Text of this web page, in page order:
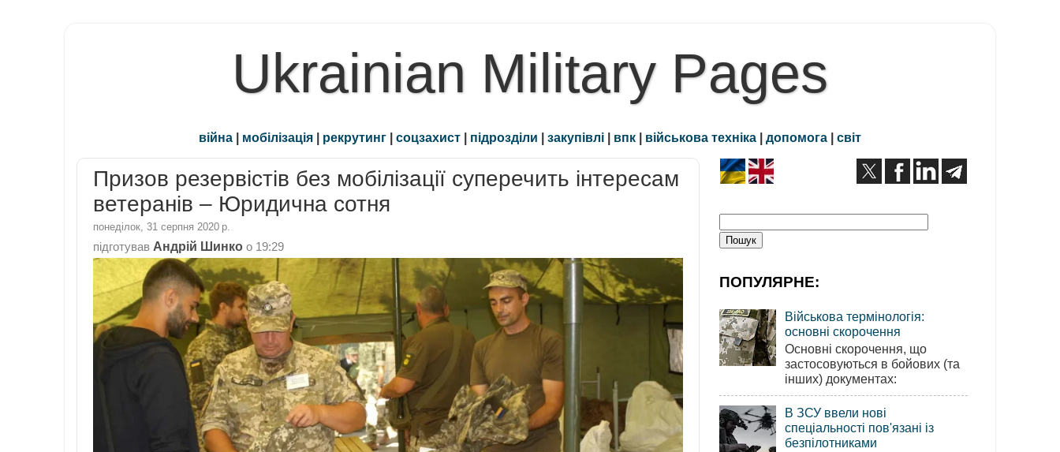
Ukrainian Military Pages
війна | мобілізація | рекрутинг | соцзахист | підрозділи | закупівлі | впк | військова техніка | допомога | світ
Призов резервістів без мобілізації суперечить інтересам
ветеранів – Юридична сотня
понеділок, 31 серпня 2020 р.
підготував Андрій Шинко о 19:29
ПОПУЛЯРНЕ:
Військова термінологія:
основні скорочення
Основні скорочення, що
застосовуються в бойових (та
інших) документах:
В ЗСУ ввели нові
спеціальності пов'язані із
безпілотниками